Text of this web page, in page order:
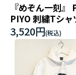
『めぞん一刻』
PIYO 刺繍Tシャ
グレー
3,520円